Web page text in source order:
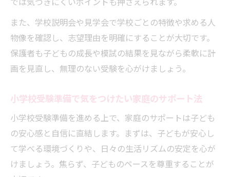
では気づきにくいポイントも押さえられます。
また、学校説明会や見学会で学校ごとの特徴や求める人
物像を確認し、志望理由を明確にすることが大切です。
保護者も子どもの成長や模試の結果を見ながら柔軟に計
画を見直し、無理のない受験を心がけましょう。
小学校受験準備で気をつけたい家庭のサポート法
小学校受験準備を進める上で、家庭のサポートは子ども
の安心感と自信に直結します。まずは、子どもが安心し
て学べる環境づくりや、日々の生活リズムの安定を心が
けましょう。焦らず、子どものペースを尊重することが